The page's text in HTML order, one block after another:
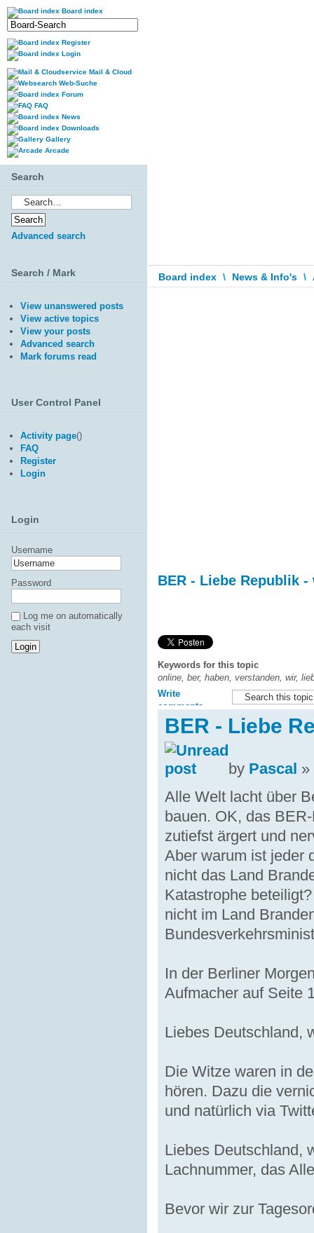
Board index
Register
Login
Mail & Cloud
Web-Suche
Forum
FAQ
News
Downloads
Gallery
Arcade
Board index \ News & Info's \
BER - Liebe Republik
Keywords for this topic
online, ber, haben, verstanden, wir,
Write
comments
BER - Liebe
by Pascal »
Alle Welt lacht über
bauen. OK, das
zutiefst ärgert und
Aber warum ist jeder
nicht das Land
Katastrophe
nicht im Land
In der Berliner
Aufmacher auf Seite
Liebes Deutschland,
Die Witze waren in
hören. Dazu die
und natürlich via
Liebes Deutschland,
Lachnummer, das
Bevor wir zur
Search
Advanced search
Search / Mark
View unanswered posts
View active topics
View your posts
Advanced search
Mark forums read
User Control Panel
Activity page()
FAQ
Register
Login
Login
Username
Password
Log me on automatically
each visit